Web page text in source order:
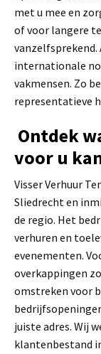
met u mee en
of voor langere
internationale
vakmensen. Zo
representatieve
Ontdek
voor u
Visser Verhuur
Sliedrecht en
de regio. Het
verhuren en
evenementen.
overkappingen
omstreken voor
juiste adres. Wij
klantenbestand